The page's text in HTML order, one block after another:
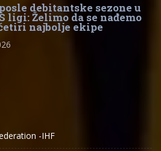
debitantske sezone u
ligi: Želimo da se nađemo
najbolje ekipe
-IHF